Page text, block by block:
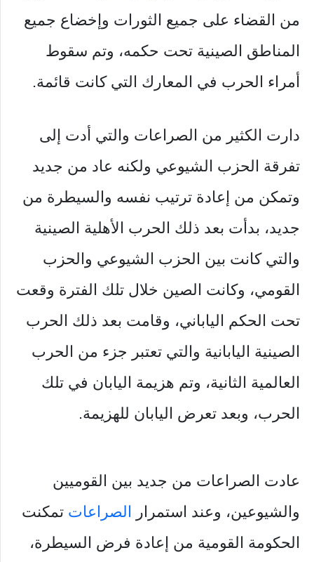
من القضاء على جميع الثورات وإخضاع جميع
المناطق الصينية تحت حكمه، وتم سقوط
أمراء الحرب في المعارك التي كانت قائمة.
دارت الكثير من الصراعات والتي أدت إلى
تفرقة الحزب الشيوعي ولكنه عاد من جديد
وتمكن من إعادة ترتيب نفسه والسيطرة من
جديد، بدأت بعد ذلك الحرب الأهلية الصينية
والتي كانت بين الحزب الشيوعي والحزب
القومي، وكانت الصين خلال تلك الفترة وقعت
تحت الحكم الياباني، وقامت بعد ذلك الحرب
الصينية اليابانية والتي تعتبر جزء من الحرب
العالمية الثانية، وتم هزيمة اليابان في تلك
الحرب، وبعد تعرض اليابان للهزيمة.
عادت الصراعات من جديد بين القوميين
والشيوعين، وعند استمرار الصراعات تمكنت
الحكومة القومية من إعادة فرض السيطرة،